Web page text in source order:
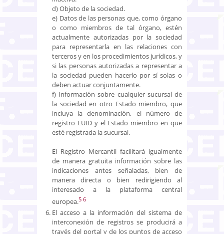
d) Objeto de la sociedad.
e) Datos de las personas que, como órgano
o como miembros de tal órgano, estén
actualmente autorizadas por la sociedad
para representarla en las relaciones con
terceros y en los procedimientos jurídicos, y
si las personas autorizadas a representar a
la sociedad pueden hacerlo por sí solas o
deben actuar conjuntamente.
f) Información sobre cualquier sucursal de
la sociedad en otro Estado miembro, que
incluya la denominación, el número de
registro EUID y el Estado miembro en que
esté registrada la sucursal.
El Registro Mercantil facilitará igualmente
de manera gratuita información sobre las
indicaciones antes señaladas, bien de
manera directa o bien redirigiendo al
interesado a la plataforma central
europea.5 6
El acceso a la información del sistema de
interconexión de registros se producirá a
través del portal y de los puntos de acceso